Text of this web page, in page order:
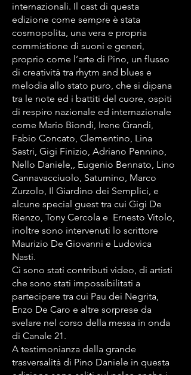
internazionali. Il cast di questa
edizione come sempre è stata
cosmopolita, una vera e propria
commistione di suoni e generi,
proprio come l’arte di Pino, un flusso
di creatività tra rhytm and blues e
melodia allo stato puro, che si dipana
tra le note ed i battiti del cuore, ospiti
di respiro nazionale ed internazionale
come Mario Biondi, Irene Grandi,
Fabio Concato, Clementino, Lina
Sastri, Gigi Finizio, Adriano Pennino,
Nello Daniele,, Eugenio Bennato, Lino
Cannavacciuolo, Saturnino, Marco
Zurzolo, Il Giardino dei Semplici, e
alcune special guest tra cui Gigi De
Rienzo, Tony Cercola e Ernesto Vitolo,
inoltre sono intervenuti lo scrittore
Maurizio De Giovanni e Ludovica
Nasti.
Ci sono stati contributi video, di artisti
che sono stati impossibilitati a
partecipare tra cui Pau dei Negrita,
Enzo De Caro e altre sorprese da
svelare nel corso della messa in onda
di Canale 21.
A testimonianza della grande
trasversalità di Pino Daniele in questa